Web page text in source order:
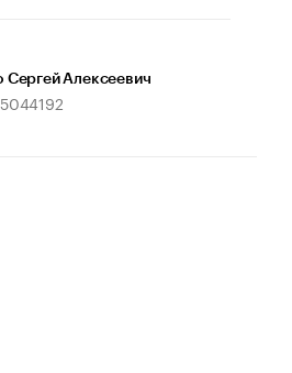
Сергей Алексеевич